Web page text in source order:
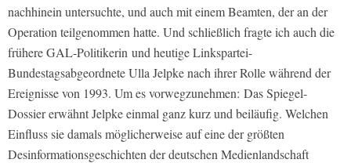
nachhinein untersuchte, und auch mit einem Beamten, der an der
Operation teilgenommen hatte. Und schließlich fragte ich auch die
frühere GAL-Politikerin und heutige Linkspartei-
Bundestagsabgeordnete Ulla Jelpke nach ihrer Rolle während der
Ereignisse von 1993. Um es vorwegzunehmen: DasSpiegel-
Dossier erwähnt Jelpke einmal ganz kurz und beiläufig. Welchen
Einfluss sie damals möglicherweise auf eine der größten
Desinformationsgeschichten der deutschen Medienlandschaft